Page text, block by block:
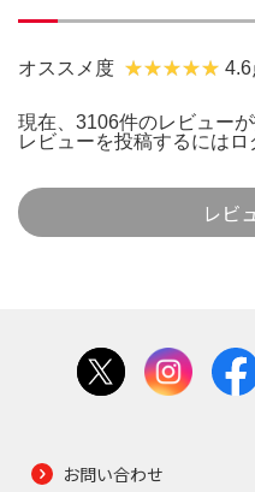
オススメ度 4.6
現在、3106件のレビューが
レビューを投稿するには ロ
レビ
お問い合わせ